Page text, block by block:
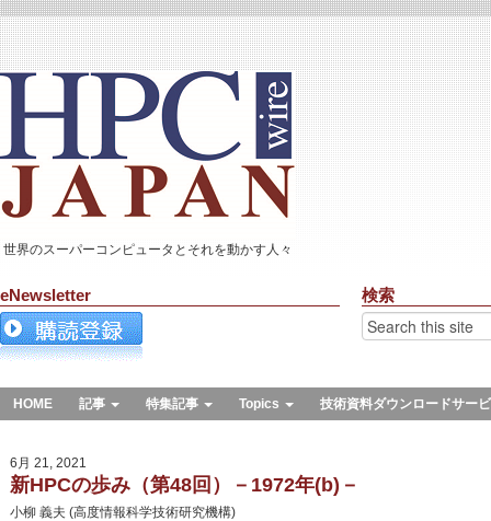
世界のスーパーコンピュータとそれを動かす人々
eNewsletter 検索
HOME 記事 特集記事 Topics 技術資料ダウンロードサー
6月 21, 2021
新HPCの歩み（第48回）－1972年(b)－
小柳 義夫 (高度情報科学技術研究機構)